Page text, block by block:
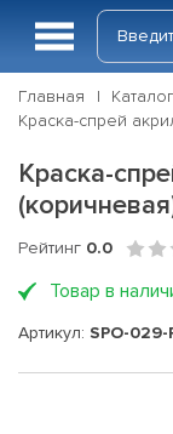
Главная Каталог
Краска-спрей
Краска-
Рейтинг 0.0
Товар в
Артикул: SPO-029-